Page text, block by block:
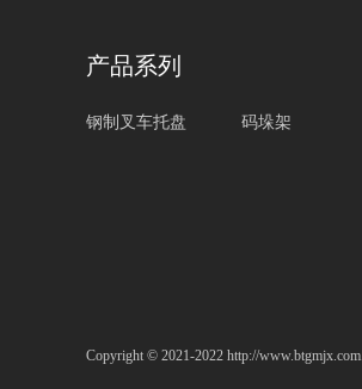
产品系列
钢制叉车托盘 码垛架
Copyright © 2021-2022 http://